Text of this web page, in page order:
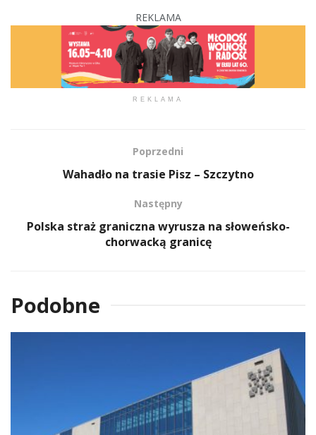
REKLAMA
REKLAMA
Poprzedni
Wahadło na trasie Pisz – Szczytno
Następny
Polska straż graniczna wyrusza na słoweńsko-
chorwacką granicę
Podobne